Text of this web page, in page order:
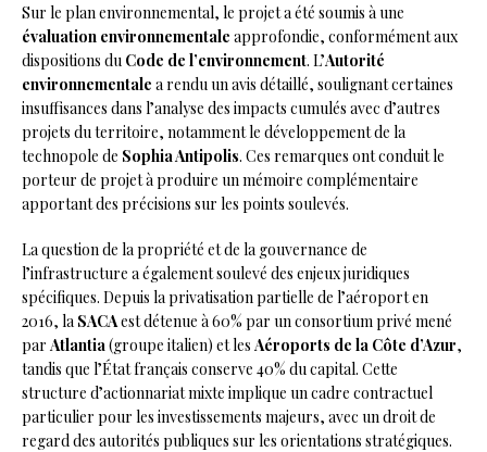
Sur le plan environnemental, le projet a été soumis à une
évaluation environnementale approfondie, conformément aux
dispositions du Code de l’environnement. L’Autorité
environnementale a rendu un avis détaillé, soulignant certaines
insuffisances dans l’analyse des impacts cumulés avec d’autres
projets du territoire, notamment le développement de la
technopole de Sophia Antipolis. Ces remarques ont conduit le
porteur de projet à produire un mémoire complémentaire
apportant des précisions sur les points soulevés.
La question de la propriété et de la gouvernance de
l’infrastructure a également soulevé des enjeux juridiques
spécifiques. Depuis la privatisation partielle de l’aéroport en
2016, la SACAest détenue à 60% par un consortium privé mené
par Atlantia (groupe italien) et les Aéroports de la Côte d’Azur,
tandis que l’État français conserve 40% du capital. Cette
structure d’actionnariat mixte implique un cadre contractuel
particulier pour les investissements majeurs, avec un droit de
regard des autorités publiques sur les orientations stratégiques.